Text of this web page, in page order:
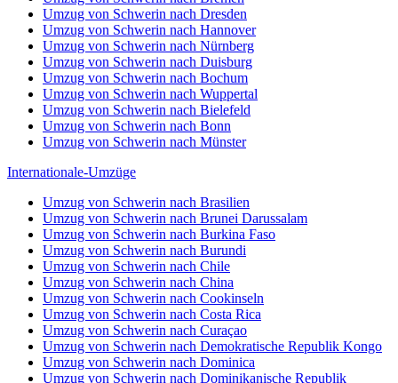
Umzug von Schwerin nach Dresden
Umzug von Schwerin nach Hannover
Umzug von Schwerin nach Nürnberg
Umzug von Schwerin nach Duisburg
Umzug von Schwerin nach Bochum
Umzug von Schwerin nach Wuppertal
Umzug von Schwerin nach Bielefeld
Umzug von Schwerin nach Bonn
Umzug von Schwerin nach Münster
Internationale-Umzüge
Umzug von Schwerin nach Brasilien
Umzug von Schwerin nach Brunei Darussalam
Umzug von Schwerin nach Burkina Faso
Umzug von Schwerin nach Burundi
Umzug von Schwerin nach Chile
Umzug von Schwerin nach China
Umzug von Schwerin nach Cookinseln
Umzug von Schwerin nach Costa Rica
Umzug von Schwerin nach Curaçao
Umzug von Schwerin nach Demokratische Republik Kongo
Umzug von Schwerin nach Dominica
Umzug von Schwerin nach Dominikanische Republik